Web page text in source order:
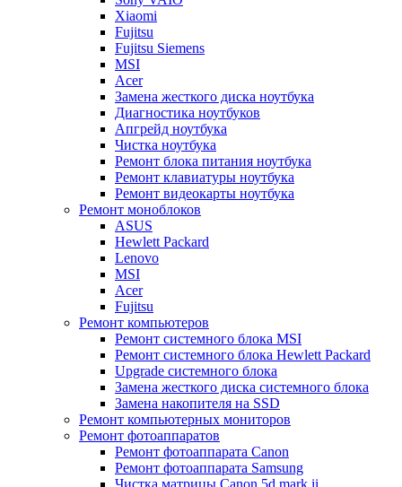
Xiaomi
Fujitsu
Fujitsu Siemens
MSI
Acer
Замена жесткого диска ноутбука
Диагностика ноутбуков
Апгрейд ноутбука
Чистка ноутбука
Ремонт блока питания ноутбука
Ремонт клавиатуры ноутбука
Ремонт видеокарты ноутбука
Ремонт моноблоков
ASUS
Hewlett Packard
Lenovo
MSI
Acer
Fujitsu
Ремонт компьютеров
Ремонт системного блока MSI
Ремонт системного блока Hewlett Packard
Upgrade системного блока
Замена жесткого диска системного блока
Замена накопителя на SSD
Ремонт компьютерных мониторов
Ремонт фотоаппаратов
Ремонт фотоаппарата Canon
Ремонт фотоаппарата Samsung
Чистка матрицы Canon 5d mark ii